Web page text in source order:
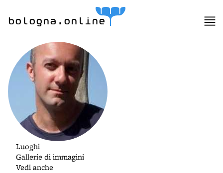
bologna.online
Luoghi
Gallerie di immagini
Vedi anche